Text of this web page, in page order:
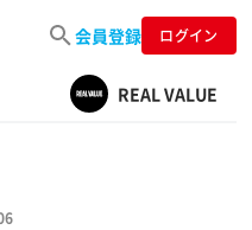
会員登録 ログイン
REAL VALUE